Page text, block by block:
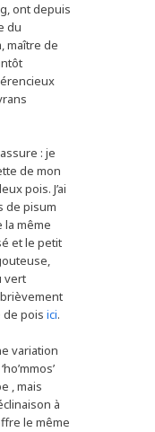
ont depuis
du
maître de
: je
de mon
pois. J’ai
de pisum
la même
et le petit
vert
de pois ici.
variation
, mais
à
le même